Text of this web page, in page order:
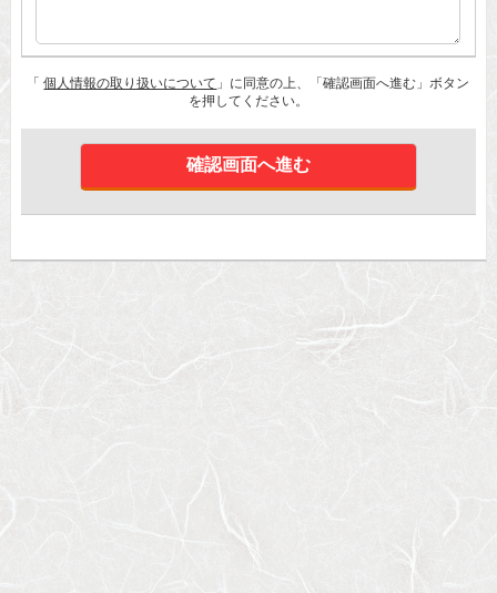
「個人情報の取り扱いについて 」に同意の上、「確認画面へ進む」ボタン
を押してください。